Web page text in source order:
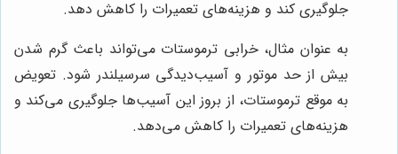
جلوگیری کند و هزینه‌های تعمیرات را کاهش دهد.
به عنوان مثال، خرابی ترموستات می‌تواند باعث گرم شدن
بیش از حد موتور و آسیب‌دیدگی سرسیلندر شود. تعویض
به موقع ترموستات، از بروز این آسیب‌ها جلوگیری می‌کند و
هزینه‌های تعمیرات را کاهش می‌دهد.